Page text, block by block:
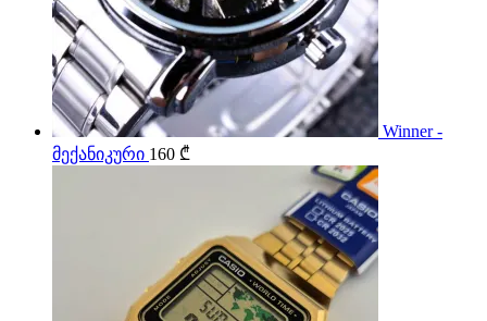
Winner -
მექანიკური 160 ₾